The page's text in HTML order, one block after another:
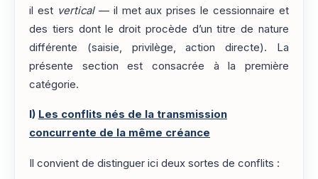
il est vertical— il met aux prises le cessionnaire et
des tiers dont le droit procède d’un titre de nature
différente (saisie, privilège, action directe). La
présente section est consacrée à la première
catégorie.
I) Les conflits nés de la transmission
concurrente de la même créance
Il convient de distinguer ici deux sortes de conflits :